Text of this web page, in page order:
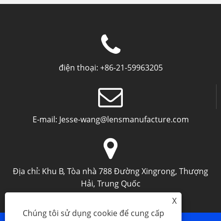
điện thoại: +86-21-59963205
E-mail: Jesse-wang@lensmanufacture.com
Địa chỉ: Khu B, Tòa nhà 788 Đường Xingrong, Thượng
Hải, Trung Quốc
X
Chúng tôi sử dụng cookie để cung cấp